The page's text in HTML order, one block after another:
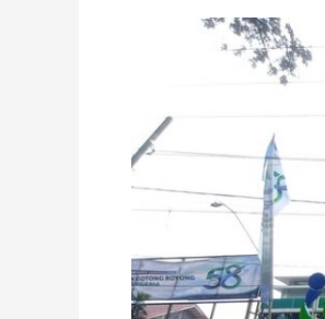
Jam,
BPJS
Layanan
Digital